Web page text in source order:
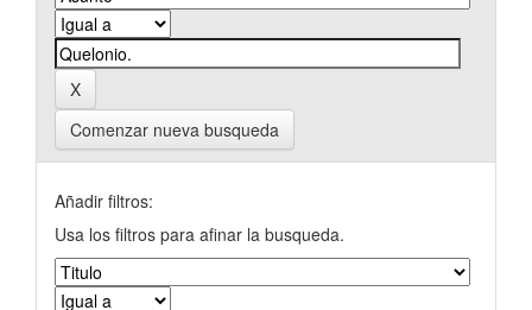
Comenzar nueva busqueda
Añadir filtros:
Usa los filtros para afinar la busqueda.